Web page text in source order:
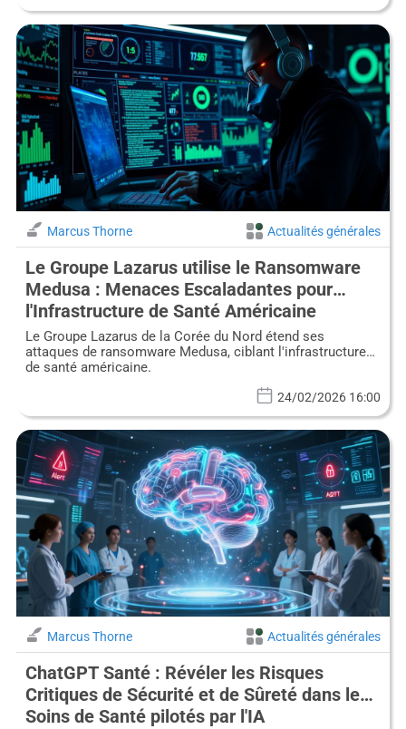
Marcus Thorne Actualités générales
Le Groupe Lazarus utilise le Ransomware
Medusa : Menaces Escaladantes pour
l'Infrastructure de Santé Américaine
Le Groupe Lazarus de la Corée du Nord étend ses
attaques de ransomware Medusa, ciblant l'infrastructure
de santé américaine.
24/02/2026 16:00
Marcus Thorne Actualités générales
ChatGPT Santé : Révéler les Risques
Critiques de Sécurité et de Sûreté dans les
Soins de Santé pilotés par l'IA